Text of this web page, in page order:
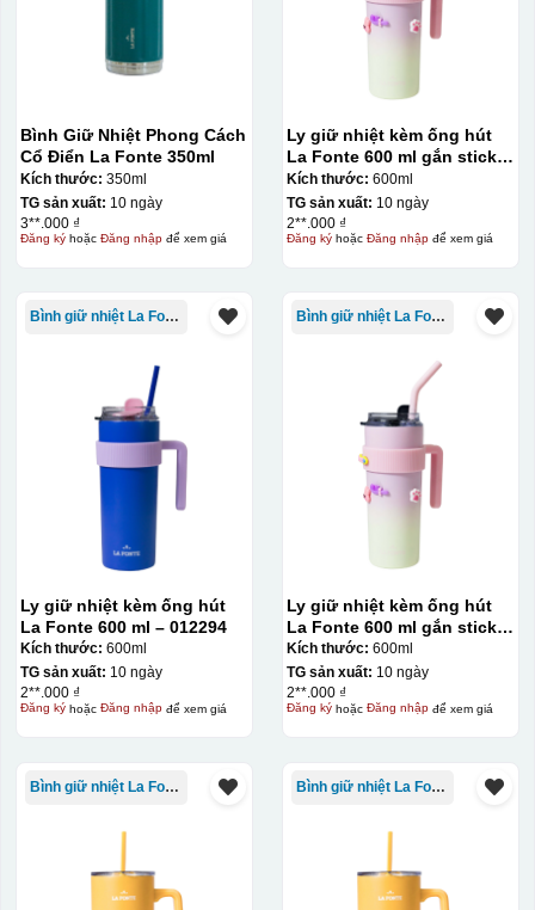
In UV trên quà tặng là kỹ thuật sử dụng mực đặc biệt
được chiếu tia cực tím để đóng rắn ngay sau khi in, cho
phép in được trên nhiều chất liệu như nhựa, kim loại,
thủy tinh với độ bền cao và màu sắc tươi sáng. Ưu điểm
của phương pháp này là khô nhanh, thân thiện môi
trường, độ bám dính tốt và có thể tạo các hiệu ứng nổi
3D, phù hợp cho các sản phẩm quà tặng như bút, móc
khóa, USB hay ly cốc cao cấp.
Bình Giữ Nhiệt Phong Cách
Cổ Điển La Fonte 350ml
Kích thước: 350ml
TG sản xuất: 10 ngày
3**.000 ₫
Đăng kýhoặc Đăng nhậpđể xem giá
Ly giữ nhiệt kèm ống hút
La Fonte 600 ml gắn sticker
– 012294
Kích thước: 600ml
TG sản xuất: 10 ngày
2**.000 ₫
Đăng kýhoặc Đăng nhậpđể xem giá
Bình giữ nhiệt La Fonte
Ly giữ nhiệt kèm ống hút
La Fonte 600 ml – 012294
Kích thước: 600ml
TG sản xuất: 10 ngày
2**.000 ₫
Đăng kýhoặc Đăng nhậpđể xem giá
Bình giữ nhiệt La Fonte
Ly giữ nhiệt kèm ống hút
La Fonte 600 ml gắn sticker
– 012294
Kích thước: 600ml
TG sản xuất: 10 ngày
2**.000 ₫
Đăng kýhoặc Đăng nhậpđể xem giá
Bình giữ nhiệt La Fonte Bình giữ nhiệt La Fonte